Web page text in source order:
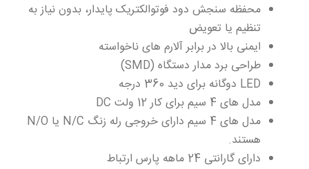
محفظه سنجش دود فوتوالکتریک پایدار، بدون نیاز به
تنظیم یا تعویض
ایمنی بالا در برابر آلارم های ناخواسته
طراحی برد مدار دستگاه (SMD)
LED دوگانه برای دید 360 درجه
مدل های 4 سیم برای کار 12 ولت DC
مدل های 4 سیم دارای خروجی رله زنگ N/C یا N/O
هستند.
دارای گارانتی 24 ماهه پارس ارتباط